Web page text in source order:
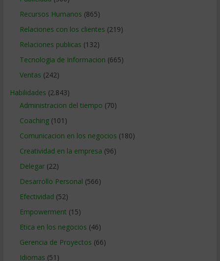
Recursos Humanos (865)
Relaciones con los clientes (219)
Relaciones publicas (132)
Tecnologia de Informacion (665)
Ventas (242)
Habilidades (2.843)
Administracion del tiempo (70)
Coaching(101)
Comunicacion en los negocios (180)
Creatividad en la empresa (96)
Delegar(22)
Desarrollo Personal (566)
Efectividad (52)
Empowerment (15)
Etica en los negocios (46)
Gerencia de Proyectos (66)
Idiomas (51)